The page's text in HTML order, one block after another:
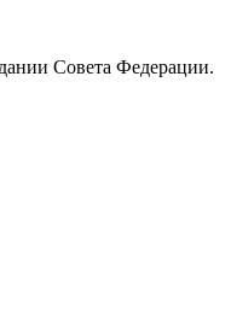
Совета Федерации.